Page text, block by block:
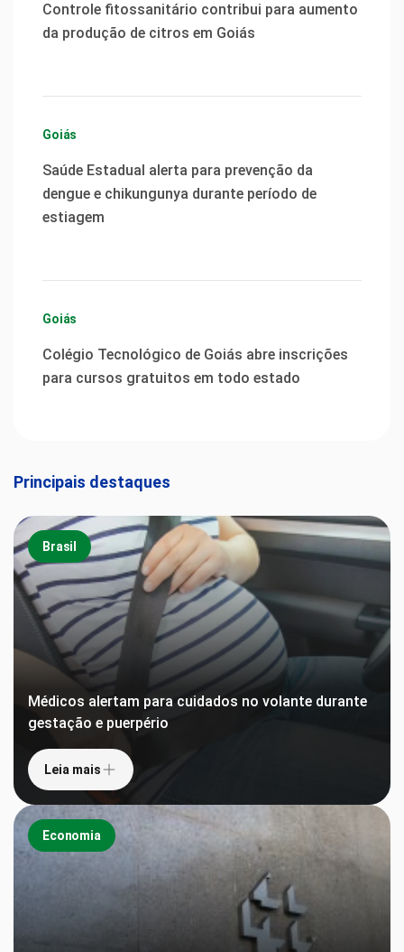
Controle fitossanitário contribui para aumento
da produção de citros em Goiás
Goiás
Saúde Estadual alerta para prevenção da
dengue e chikungunya durante período de
estiagem
Goiás
Colégio Tecnológico de Goiás abre inscrições
para cursos gratuitos em todo estado
Principais destaques
Brasil
Médicos alertam para cuidados no volante durante
gestação e puerpério
Leia mais
Economia